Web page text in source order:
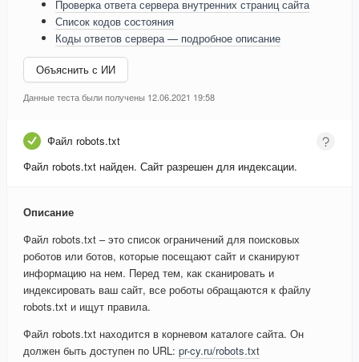
Проверка ответа сервера внутренних страниц сайта
Список кодов состояния
Коды ответов сервера — подробное описание
Объяснить с ИИ
Данные теста были получены 12.06.2021 19:58
Файл robots.txt
Файл robots.txt найден. Сайт разрешен для индексации.
Описание
Файл robots.txt – это список ограничений для поисковых
роботов или ботов, которые посещают сайт и сканируют
информацию на нем. Перед тем, как сканировать и
индексировать ваш сайт, все роботы обращаются к файлу
robots.txt и ищут правила.
Файл robots.txt находится в корневом каталоге сайта. Он
должен быть доступен по URL: pr-cy.ru/robots.txt